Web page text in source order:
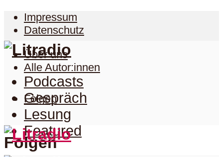
Impressum
Datenschutz
Über uns
Alle Autor:innen
Folgen
Folgen
Podcasts
Gespräch
Lesung
Featured